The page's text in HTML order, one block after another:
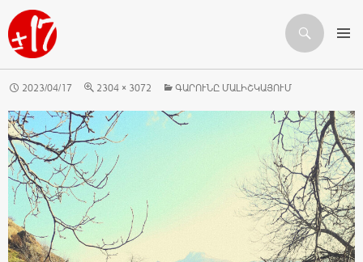
Որոնում
ԱՆՑՆԵԼ ԲՈՎԱՆԴԱԿՈՒԹՅԱՆԸ
2023/04/17 2304 × 3072 ԳԱՐՈՒՆԸ ՄԱԼԻՇԿԱՅՈՒՄ